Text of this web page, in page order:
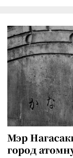
Мэр
город